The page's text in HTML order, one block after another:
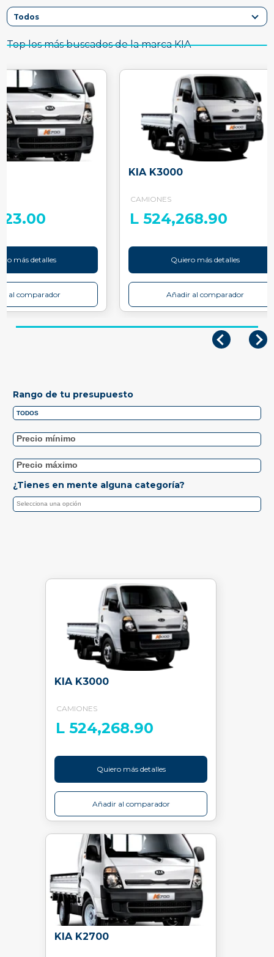
Top los más buscados de la marca KIA
más detalles
al comparador
KIA K3000
CAMIONES
L 524,268.90
Quiero más detalles
Añadir al comparador
Rango de tu presupuesto
¿Tienes en mente alguna categoría?
KIA K3000
CAMIONES
L 524,268.90
Quiero más detalles
Añadir al comparador
KIA K2700